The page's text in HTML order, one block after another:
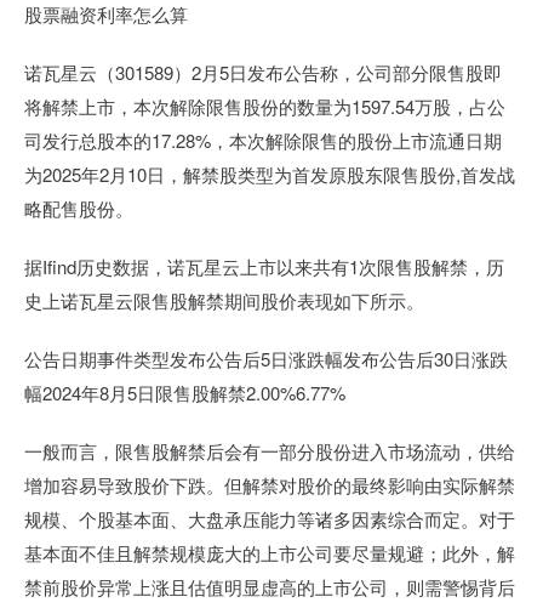
股票融资利率怎么算
诺瓦星云（301589）2月5日发布公告称，公司部分限售股即
将解禁上市，本次解除限售股份的数量为1597.54万股，占公
司发行总股本的17.28%，本次解除限售的股份上市流通日期
为2025年2月10日，解禁股类型为首发原股东限售股份,首发战
略配售股份。
据Ifind历史数据，诺瓦星云上市以来共有1次限售股解禁，历
史上诺瓦星云限售股解禁期间股价表现如下所示。
公告日期事件类型发布公告后5日涨跌幅发布公告后30日涨跌
幅2024年8月5日限售股解禁2.00%6.77%
一般而言，限售股解禁后会有一部分股份进入市场流动，供给
增加容易导致股价下跌。但解禁对股价的最终影响由实际解禁
规模、个股基本面、大盘承压能力等诸多因素综合而定。对于
基本面不佳且解禁规模庞大的上市公司要尽量规避；此外，解
禁前股价异常上涨且估值明显虚高的上市公司，则需警惕背后